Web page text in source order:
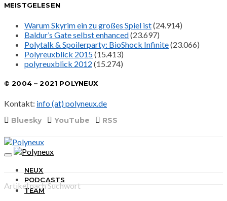
MEISTGELESEN
Warum Skyrim ein zu großes Spiel ist(24.914)
Baldur’s Gate selbst enhanced(23.697)
Polytalk & Spoilerparty: BioShock Infinite(23.066)
Polyreuxblick 2015(15.413)
polyreuxblick 2012 (15.274)
© 2004 – 2021 POLYNEUX
Kontakt: info (at) polyneux.de
Bluesky YouTube RSS
NEUX
PODCASTS
TEAM
Artikel nach Suchwort